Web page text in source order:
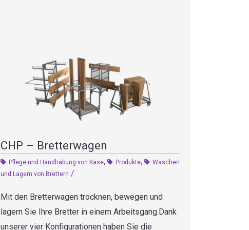
CHP – Bretterwagen
Pflege und Handhabung von Käse, Produkte,
Waschen
und Lagern von Brettern /
Mit den Bretterwagen trocknen, bewegen und
lagern Sie Ihre Bretter in einem Arbeitsgang.Dank
unserer vier Konfigurationen haben Sie die